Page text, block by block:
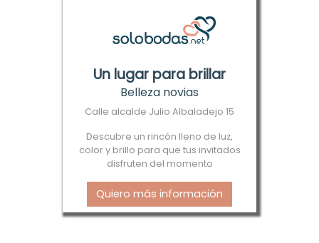
Un lugar para brillar
Belleza novias
Calle alcalde Julio Albaladejo 15
Descubre un rincón lleno de luz,
color y brillo para que tus invitados
disfruten del momento
Quiero más información